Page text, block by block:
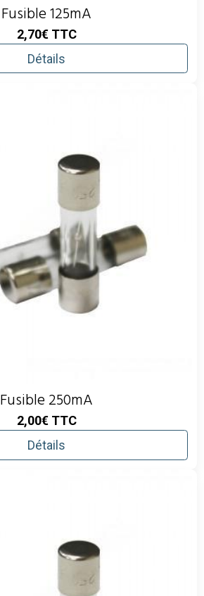
Fusible 125mA
2,70€ TTC
Détails
Fusible 250mA
2,00€ TTC
Détails